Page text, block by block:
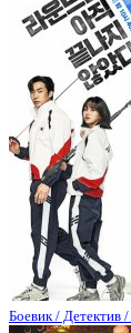
Боевик / Детектив